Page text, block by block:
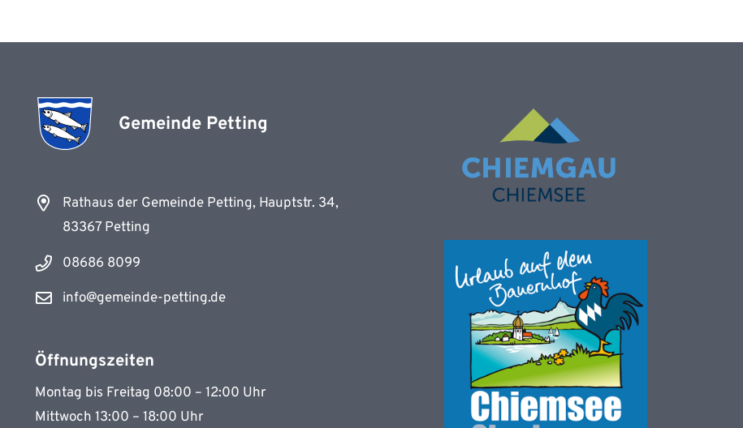
Gemeinde Petting
Rathaus der Gemeinde Petting, Hauptstr. 34,
83367 Petting
08686 8099
info@gemeinde-petting.de
Öffnungszeiten
Montag bis Freitag 08:00 – 12:00 Uhr
Mittwoch 13:00 – 18:00 Uhr